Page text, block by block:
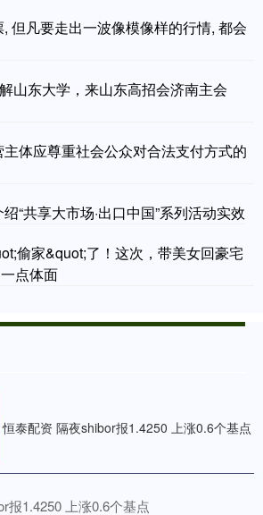
但凡要走出一波像模像样的行情, 都会
山东大学，来山东高招会济南主会
体应尊重社会公众对合法支付方式的
“共享大市场·出口中国”系列活动实效
偷家&quot;了！这次，带美女回豪宅
点体面
恒泰配资 隔夜shibor报1.4250 上涨0.6个基点
报1.4250 上涨0.6个基点